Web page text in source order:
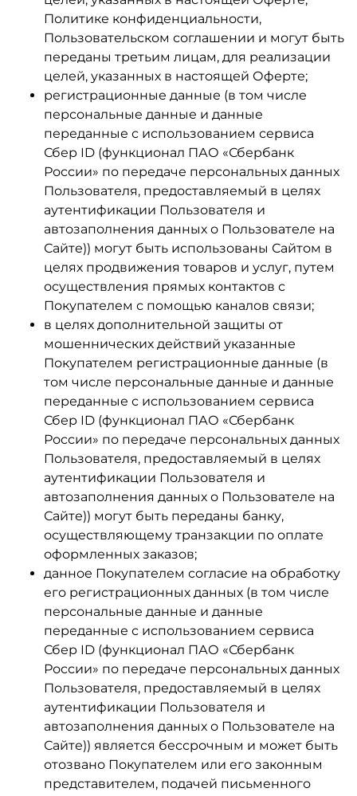
Политике конфиденциальности,
Пользовательском соглашении и могут быть
переданы третьим лицам, для реализации
целей, указанных в настоящей Оферте;
регистрационные данные (в том числе
персональные данные и данные
переданные с использованием сервиса
Сбер ID (функционал ПАО «Сбербанк
России» по передаче персональных данных
Пользователя, предоставляемый в целях
аутентификации Пользователя и
автозаполнения данных о Пользователе на
Сайте)) могут быть использованы Сайтом в
целях продвижения товаров и услуг, путем
осуществления прямых контактов с
Покупателем с помощью каналов связи;
в целях дополнительной защиты от
мошеннических действий указанные
Покупателем регистрационные данные (в
том числе персональные данные и данные
переданные с использованием сервиса
Сбер ID (функционал ПАО «Сбербанк
России» по передаче персональных данных
Пользователя, предоставляемый в целях
аутентификации Пользователя и
автозаполнения данных о Пользователе на
Сайте)) могут быть переданы банку,
осуществляющему транзакции по оплате
оформленных заказов;
данное Покупателем согласие на обработку
его регистрационных данных (в том числе
персональные данные и данные
переданные с использованием сервиса
Сбер ID (функционал ПАО «Сбербанк
России» по передаче персональных данных
Пользователя, предоставляемый в целях
аутентификации Пользователя и
автозаполнения данных о Пользователе на
Сайте)) является бессрочным и может быть
отозвано Покупателем или его законным
представителем, подачей письменного